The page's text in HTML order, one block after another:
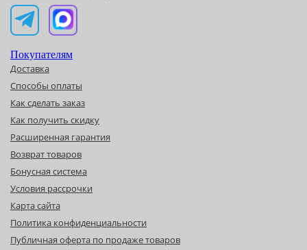
Покупателям
Доставка
Способы оплаты
Как сделать заказ
Как получить скидку
Расширенная гарантия
Возврат товаров
Бонусная система
Условия рассрочки
Карта сайта
Политика конфиденциальности
Публичная оферта по продаже товаров